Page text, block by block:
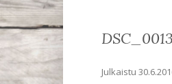
DSC_0013
Julkaistu